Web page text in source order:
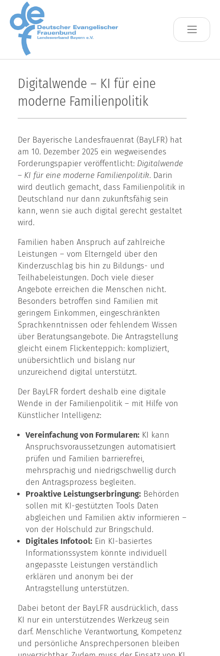
Skip to main content
Digitalwende – KI für eine
moderne Familienpolitik
Der Bayerische Landesfrauenrat (BayLFR) hat
am 10. Dezember 2025 ein wegweisendes
Forderungspapier veröffentlicht: Digitalwende
– KI für eine moderne Familienpolitik. Darin
wird deutlich gemacht, dass Familienpolitik in
Deutschland nur dann zukunftsfähig sein
kann, wenn sie auch digital gerecht gestaltet
wird.
Familien haben Anspruch auf zahlreiche
Leistungen – vom Elterngeld über den
Kinderzuschlag bis hin zu Bildungs- und
Teilhabeleistungen. Doch viele dieser
Angebote erreichen die Menschen nicht.
Besonders betroffen sind Familien mit
geringem Einkommen, eingeschränkten
Sprachkenntnissen oder fehlendem Wissen
über Beratungsangebote. Die Antragstellung
gleicht einem Flickenteppich: kompliziert,
unübersichtlich und bislang nur
unzureichend digital unterstützt.
Der BayLFR fordert deshalb eine digitale
Wende in der Familienpolitik – mit Hilfe von
Künstlicher Intelligenz:
Vereinfachung von Formularen: KI kann
Anspruchsvoraussetzungen automatisiert
prüfen und Familien barrierefrei,
mehrsprachig und niedrigschwellig durch
den Antragsprozess begleiten.
Proaktive Leistungserbringung: Behörden
sollen mit KI-gestützten Tools Daten
abgleichen und Familien aktiv informieren –
von der Holschuld zur Bringschuld.
Digitales Infotool: Ein KI-basiertes
Informationssystem könnte individuell
angepasste Leistungen verständlich
erklären und anonym bei der
Antragstellung unterstützen.
Dabei betont der BayLFR ausdrücklich, dass
KI nur ein unterstützendes Werkzeug sein
darf. Menschliche Verantwortung, Kompetenz
und persönliche Ansprechpersonen bleiben